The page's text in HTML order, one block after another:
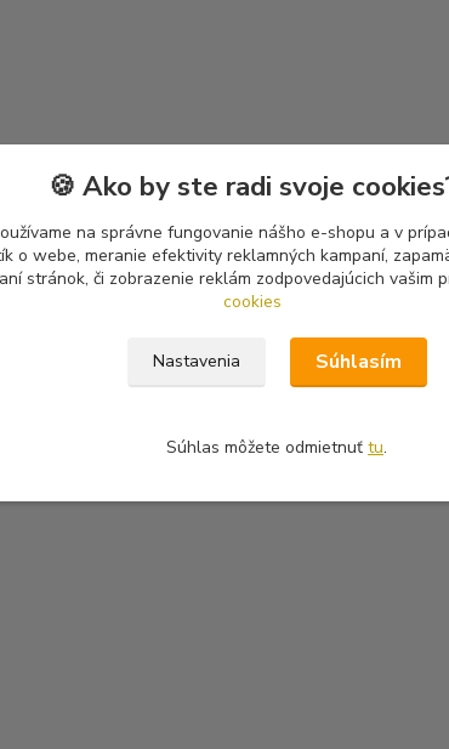
🍪 Ako by ste radi svoje
na správne fungovanie nášho e-shopu a v
o webe, meranie efektivity reklamných kampaní,
stránok, či zobrazenie reklám zodpovedajúcich vašim
cookies
Nastavenia Súhlasím
Súhlas môžete odmietnuť tu.